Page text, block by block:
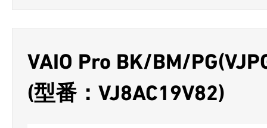
VAIO Pro BK/BM/
(型番：VJ8AC19V82)